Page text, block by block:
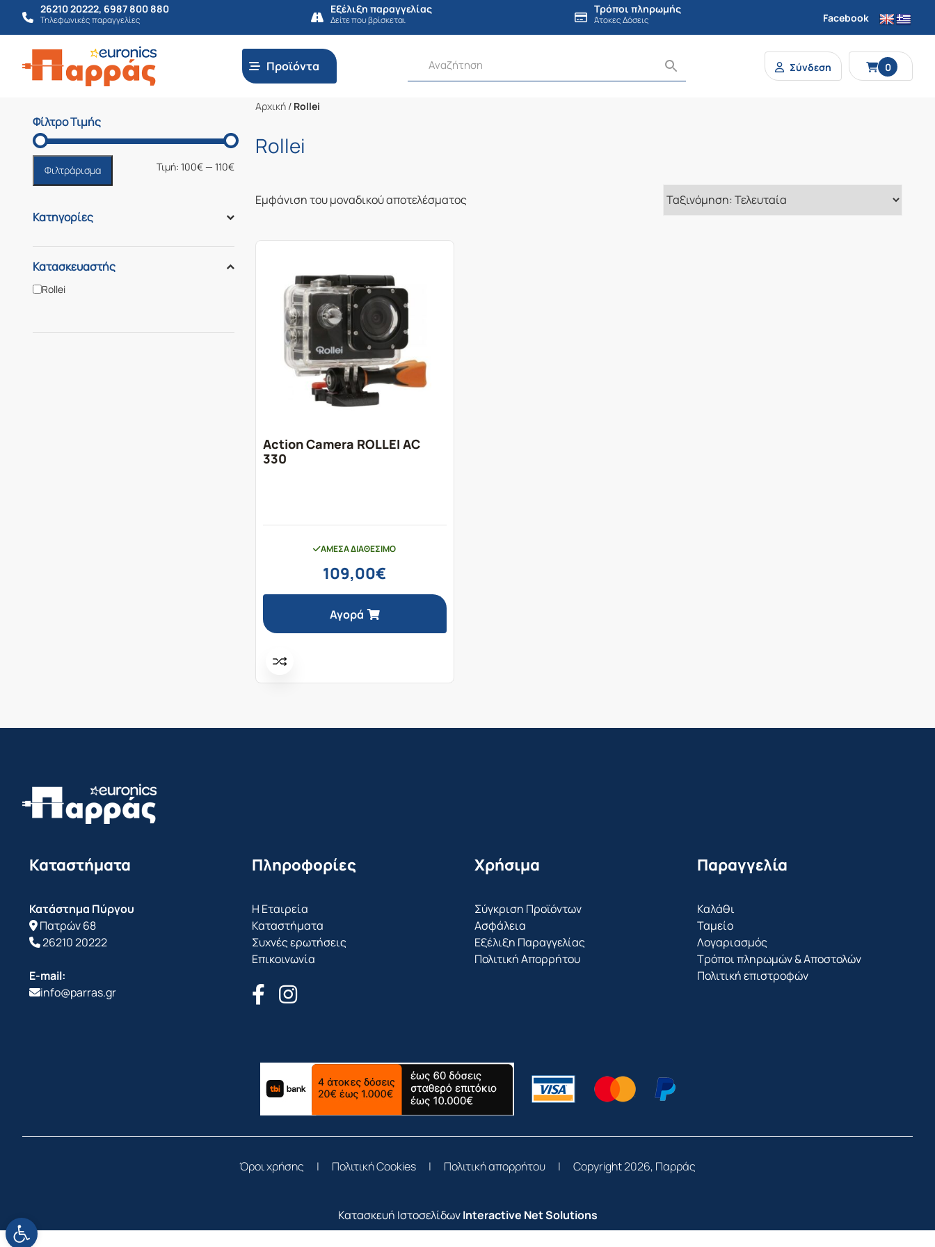
Ανοίξτε τη γραμμή εργαλείων
26210 20222, 6987 800 880
Τηλεφωνικές παραγγελίες
Εξέλιξη παραγγελίας
Δείτε που βρίσκεται
Τρόποι πληρωμής
Άτοκες Δόσεις Facebook
Προϊόντα Σύνδεση 0
Φίλτρο Τιμής
Ελάχιστη
Μέγιστη
Φιλτράρισμα Τιμή: 100€— 110€
Κατηγορίες
Κατασκευαστής
Rollei
Αρχική / Rollei
Rollei
Εμφάνιση του μοναδικού αποτελέσματος
Action Camera ROLLEI AC
330
ΆΜΕΣΑ ΔΙΑΘΈΣΙΜΟ
109,00€
Αγορά
Καταστήματα
Κατάστημα Πύργου
Πατρών 68
26210 20222
E-mail:
info@parras.gr
Πληροφορίες
Η Εταιρεία
Καταστήματα
Συχνές ερωτήσεις
Επικοινωνία
Χρήσιμα
Σύγκριση Προϊόντων
Ασφάλεια
Εξέλιξη Παραγγελίας
Πολιτική Απορρήτου
Παραγγελία
Καλάθι
Ταμείο
Λογαριασμός
Τρόποι πληρωμών & Αποστολών
Πολιτική επιστροφών
Όροι χρήσης | Πολιτική Cookies | Πολιτική απορρήτου | Copyright 2026, Παρράς
Κατασκευή ΙστοσελίδωνInteractive Net Solutions